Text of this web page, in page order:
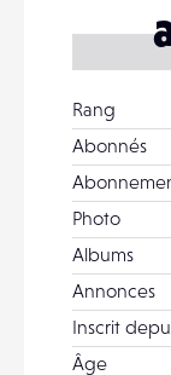
Rang
Abonnés
Photo
Albums
Annonces
Inscrit
Âge